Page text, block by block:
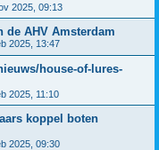
2025, 09:13
de AHV Amsterdam
2025, 13:47
house-of-lures-
2025, 11:10
koppel boten
2025, 09:30